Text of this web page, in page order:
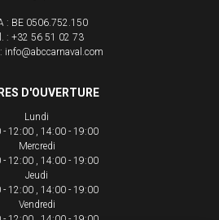
: BE 0506.752.150
: +32 56 51 02 73
info@abccarnaval.com
D'OUVERTURE
Lundi
- 12:00
14:00 - 19:00
Mercredi
- 12:00
14:00 - 19:00
Jeudi
- 12:00
14:00 - 19:00
Vendredi